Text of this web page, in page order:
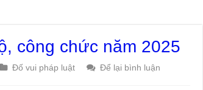
công chức năm 2025
Đố vui pháp luật
Để lại bình luận